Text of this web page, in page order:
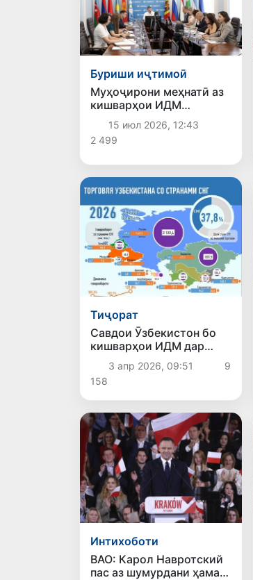
Буриши иҷтимоӣ
Муҳоҷирони меҳнатӣ аз
кишварҳои ИДМ
кафолатҳои иловагии
ҳифзи тиббӣ мегиранд
15 июл 2026, 12:43
2 499
Тиҷорат
Савдои Ӯзбекистон бо
кишварҳои ИДМ дар
моҳҳои январ–феврали
соли 2026: инфографика
3 апр 2026, 09:51
9
158
Интихоботи
ВАО: Карол Навротский
пас аз шумурдани ҳамаи